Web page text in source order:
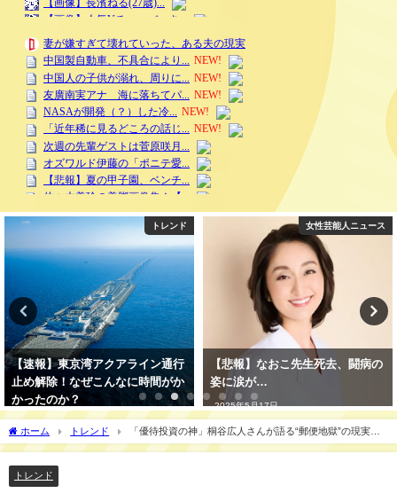
イン通行
時間がか
女性芸能人ニュース
【悲報】なおこ先生死去、闘病の
姿に涙が…
2025年5月17日
女性芸
妊娠した石原さとみ見
2025年5月9日
ホーム トレンド
「優待投資の神」桐谷広人さんが語る“郵便地獄”の現実
分散投資の意外な落とし穴とは
トレンド